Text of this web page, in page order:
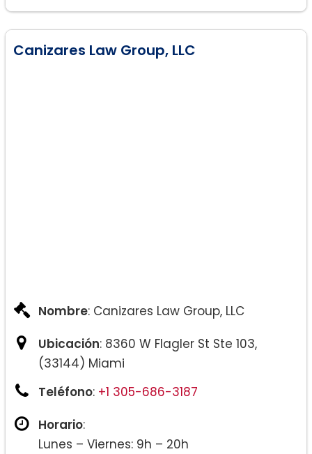
Canizares Law Group, LLC
Nombre: Canizares Law Group, LLC
Ubicación: 8360 W Flagler St Ste 103,
(33144) Miami
Teléfono: +1 305-686-3187
Horario:
Lunes – Viernes: 9h – 20h